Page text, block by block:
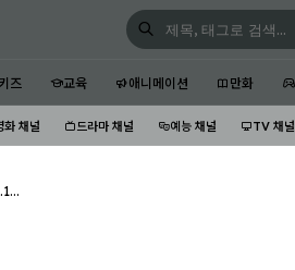
키즈 교육 애니메이션 만화
화 채널 드라마 채널 예능 채널 TV 채널